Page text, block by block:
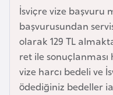
İsviçre vize başvuru
başvurusundan
olarak 129 TL
ret ile
vize harcı bedeli ve
ödediğiniz bedeller
a
d
e
ş
B